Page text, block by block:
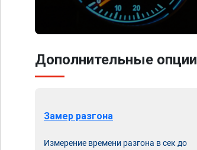
Дополнительные опции
Замер разгона
Измерение времени разгона в сек до